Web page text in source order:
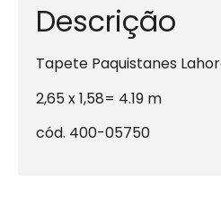
Descrição
Tapete Paquistanes
2,65 x 1,58= 4.19 m
cód. 400-05750